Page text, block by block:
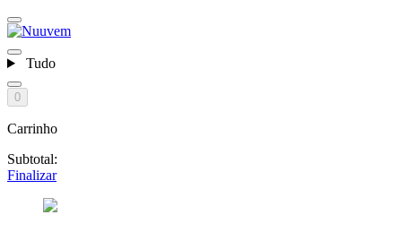
Tudo
0
Carrinho
Subtotal:
Finalizar